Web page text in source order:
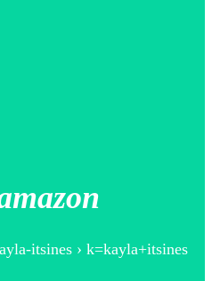
itsines › k=kayla+itsines